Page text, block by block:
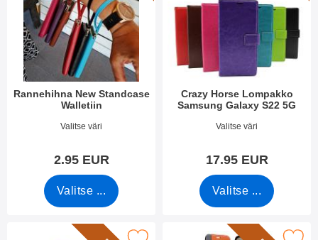
Rannehihna New Standcase
Walletiin
Tuote.nro 40789
Valitse väri
2.95 EUR
Valitse ...
Crazy Horse Lompakko
Samsung Galaxy S22 5G
Tuote.nro 43079
Valitse väri
17.95 EUR
Valitse ...